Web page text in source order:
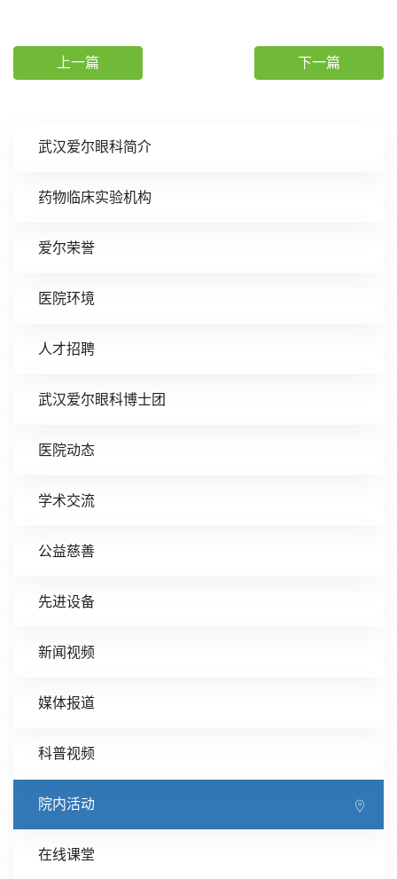
武汉爱尔眼科简介
药物临床实验机构
爱尔荣誉
医院环境
人才招聘
武汉爱尔眼科博士团
医院动态
学术交流
公益慈善
先进设备
新闻视频
媒体报道
科普视频
院内活动
在线课堂
上一篇 下一篇